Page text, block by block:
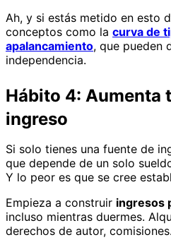
Ah, y si estás metido en esto
conceptos como la curva de
apalancamiento, que pueden
independencia.
Hábito 4: Aumenta
ingreso
Si solo tienes una fuente de
que depende de un solo
Y lo peor es que se cree
Empieza a construir ingresos
incluso mientras duermes.
derechos de autor,